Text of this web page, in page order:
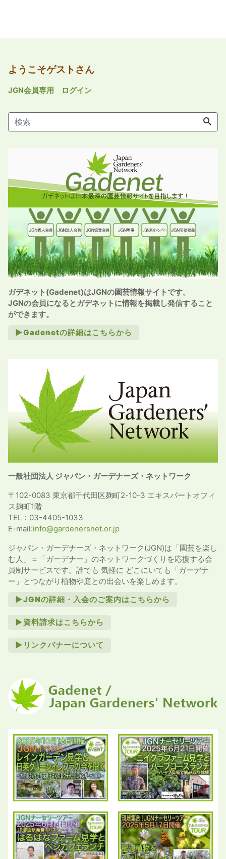
ようこそゲストさん
JGN会員専用 ログイン
ガデネット(Gadenet)はJGNの園芸情報サイトです。
JGNの会員になるとガデネットに情報を掲載し発信すること
ができます。
►Gadenetの詳細はこちらから
一般社団法人 ジャパン・ガーデナーズ・ネットワーク
〒102-0083 東京都千代田区麹町2-10-3 エキスパートオフィ
ス麹町1階
TEL：03-4405-1033
E-mail:info@gardenersnet.or.jp
ジャパン・ガーデナーズ・ネットワーク(JGN)は「園芸を楽し
む人」＝「ガーデナー」のネットワークづくりを応援する会
員制サービスです。誰でも 気軽に どこにいても「ガーデナ
ー」とつながり植物や庭との出会いを楽しめます。
►JGNの詳細・入会のご案内はこちらから
►資料請求はこちらから
►リンクバナーについて